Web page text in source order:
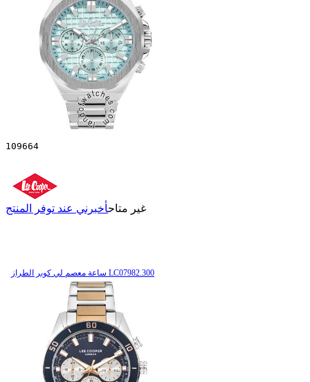
109664
غير متاحأخبرني عند توفر المنتج
ساعة معصم لي كوبر الطراز LC07982.300